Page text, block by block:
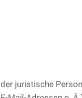
juristische